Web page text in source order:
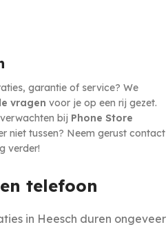
garantie of service? We
vragen voor je op een rij gezet.
bij Phone Store
niet tussen? Neem gerust contact
verder!
telefoon
in Heesch duren ongeveer